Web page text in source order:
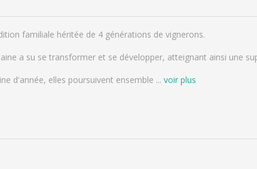
familiale héritée de 4 générations de vignerons.
a su se transformer et se développer, atteignant ainsi une
d'année, elles poursuivent ensemble ... voir plus